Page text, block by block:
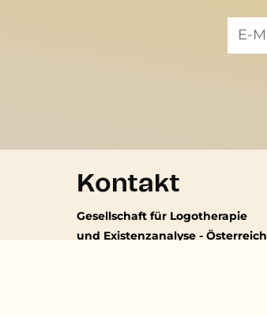
Kontakt
Gesellschaft für Logotherapie
und Existenzanalyse - Österreich